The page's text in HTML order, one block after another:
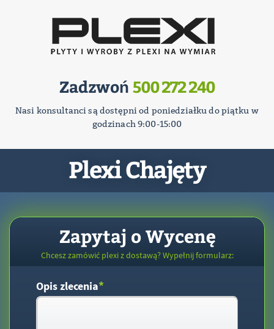
Zadzwoń 500 272 240
Nasi konsultanci są dostępni od poniedziałku do piątku w
godzinach 9:00-15:00
Plexi Chajęty
Zapytaj o Wycenę
Chcesz zamówić plexi z dostawą? Wypełnij formularz:
Opis zlecenia*